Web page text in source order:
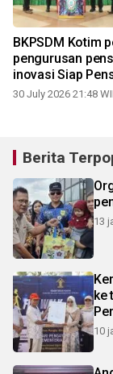
BKPSDM Kotim
pengurusan
inovasi Siap
30 July 2026 21:48
Berita
13
ke
10